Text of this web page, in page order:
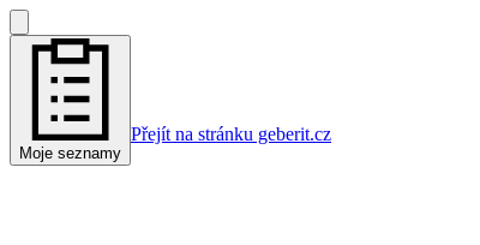
Moje seznamy
Přejít na stránku geberit.cz